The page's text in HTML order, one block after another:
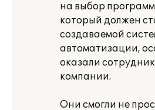
на выбор
который должен
создаваемой
автоматизации,
оказали
компании.
Они смогли не